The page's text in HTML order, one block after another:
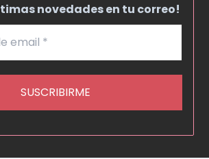
novedades en tu correo!